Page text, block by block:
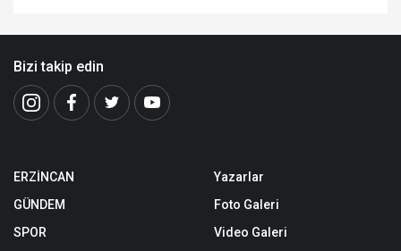
Bizi takip edin
ERZİNCAN
GÜNDEM
SPOR
Yazarlar
Foto Galeri
Video Galeri